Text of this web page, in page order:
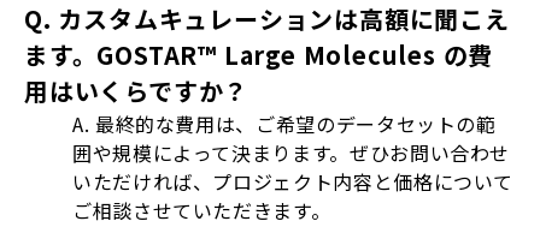
Q. カスタムキュレーションは高額に聞こえ
ます。GOSTAR™ Large Molecules の費
用はいくらですか？
A. 最終的な費用は、ご希望のデータセットの範
囲や規模によって決まります。ぜひお問い合わせ
いただければ、プロジェクト内容と価格について
ご相談させていただきます。